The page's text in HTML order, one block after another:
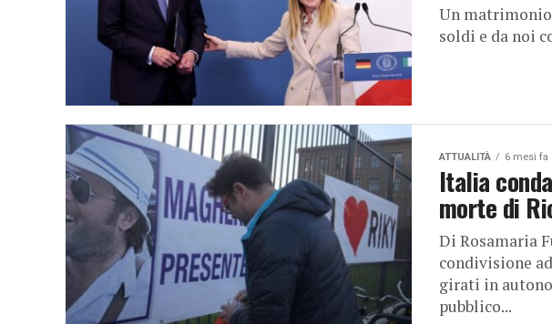
Un
soldi e da noi
ATTUALITÀ 6 mesi fa
Italia
morte di
Di Rosamaria
condivisione
girati in
pubblico...